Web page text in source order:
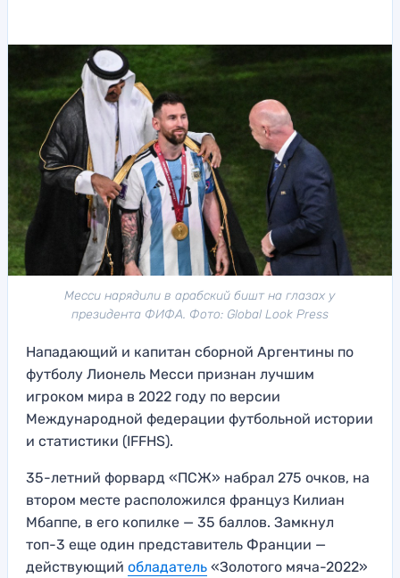
Месси нарядили в арабский бишт на глазах у
президента ФИФА. Фото: Global Look Press
Нападающий и капитан сборной Аргентины по
футболу Лионель Месси признан лучшим
игроком мира в 2022 году по версии
Международной федерации футбольной истории
и статистики (IFFHS).
35-летний форвард «ПСЖ» набрал 275 очков, на
втором месте расположился француз Килиан
Мбаппе, в его копилке — 35 баллов. Замкнул
топ-3 еще один представитель Франции —
действующий обладатель «Золотого мяча-2022»